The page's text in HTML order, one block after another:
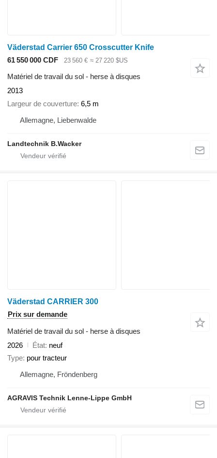
Väderstad Carrier 650 Crosscutter Knife
61 550 000 CDF
23 560 € ≈ 27 220 $US
Matériel de travail du sol - herse à disques
2013
Largeur de couverture 6,5 m
Allemagne, Liebenwalde
Landtechnik B.Wacker
Väderstad CARRIER 300
Prix sur demande
Matériel de travail du sol - herse à disques
2026
État neuf
Type pour tracteur
Allemagne, Fröndenberg
AGRAVIS Technik Lenne-Lippe GmbH